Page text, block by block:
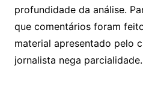
profundidade da análise.
que comentários foram
material apresentado pelo
jornalista nega parcialidade.